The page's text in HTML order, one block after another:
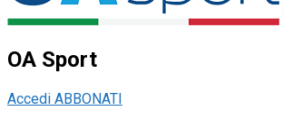
OA Sport
Accedi ABBONATI